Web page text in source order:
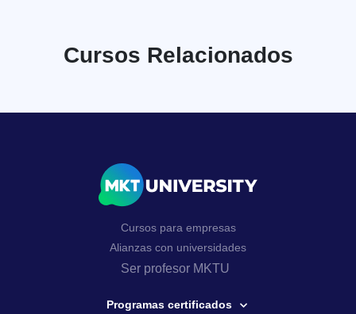
Cursos Relacionados
Cursos para empresas
Alianzas con universidades
Ser profesor MKTU
Programas certificados